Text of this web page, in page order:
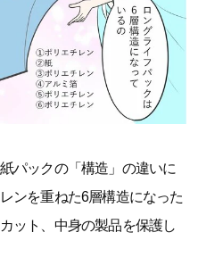
パックの「構造」の違いに
ンを重ねた6層構造になった
ット、中身の製品を保護し